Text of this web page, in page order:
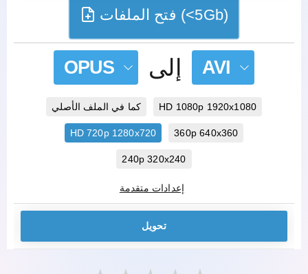
فتح الملفات (<5Gb)
OPUS إلى AVI
كما في الملف الأصلي HD 1080p 1920x1080
HD 720p 1280x720 360p 640x360
240p 320x240
إعدادات متقدمة
تحويل